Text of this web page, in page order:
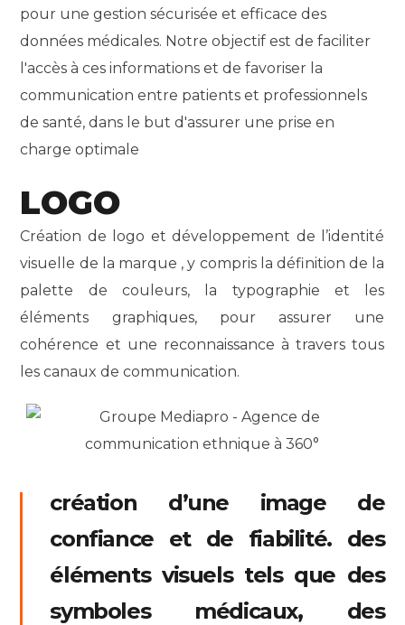
pour une gestion sécurisée et efficace des
données médicales. Notre objectif est de faciliter
l'accès à ces informations et de favoriser la
communication entre patients et professionnels
de santé, dans le but d'assurer une prise en
charge optimale
LOGO
Création de logo et développement de l’identité
visuelle de la marque , y compris la définition de la
palette de couleurs, la typographie et les
éléments graphiques, pour assurer une
cohérence et une reconnaissance à travers tous
les canaux de communication.
création d’une image de
confiance et de fiabilité. des
éléments visuels tels que des
symboles médicaux, des